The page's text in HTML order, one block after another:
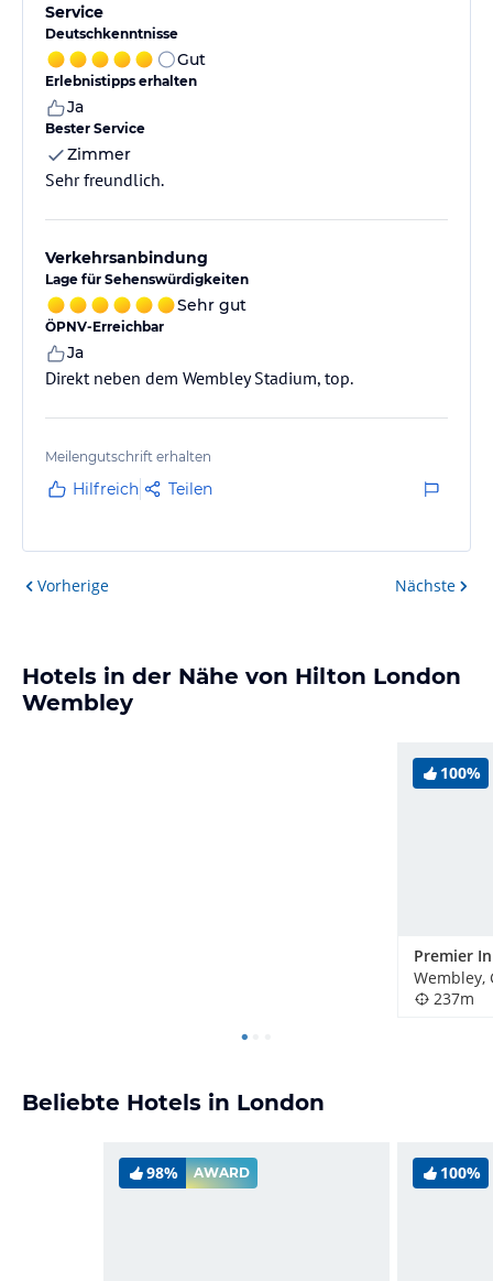
Service
Deutschkenntnisse
Gut
Erlebnistipps erhalten
Ja
Bester Service
Zimmer
Sehr freundlich.
Verkehrsanbindung
Lage für Sehenswürdigkeiten
Sehr gut
ÖPNV-Erreichbar
Ja
Direkt neben dem Wembley Stadium, top.
Meilengutschrift erhalten
Hilfreich Teilen
Vorherige Nächste
Hotels in der Nähe von Hilton London
Wembley
100%
237m
Beliebte Hotels in London
98% AWARD 100%